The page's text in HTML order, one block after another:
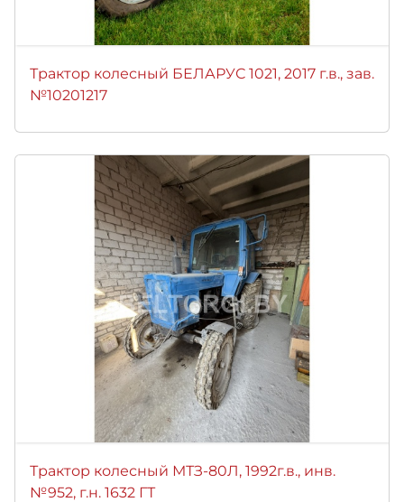
Трактор колесный БЕЛАРУС 1021, 2017 г.в., зав.
№10201217
Трактор колесный МТЗ-80Л, 1992г.в., инв.
№952, г.н. 1632 ГТ